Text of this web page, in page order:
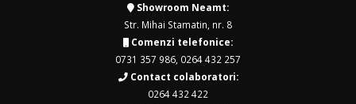
Showroom Neamt:
Str. Mihai Stamatin, nr. 8
Comenzi telefonice:
0731 357 986 0264 432 257
Contact colaboratori:
0264 432 422